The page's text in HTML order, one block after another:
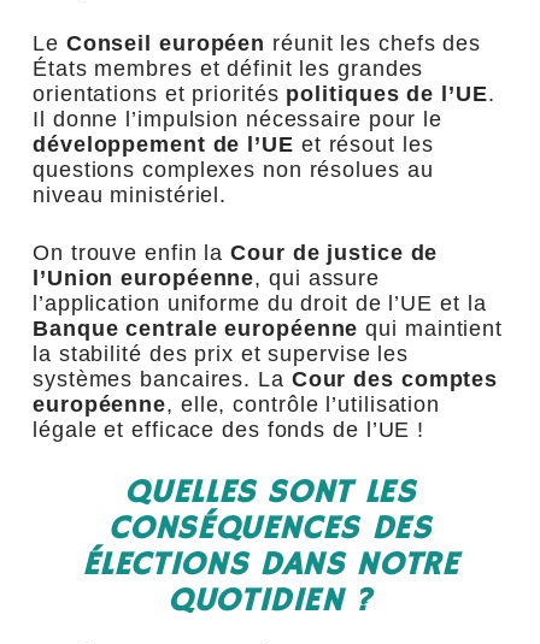
Le Conseil européen réunit les chefs des
États membres et définit les grandes
orientations et priorités politiques de l’UE.
Il donne l’impulsion nécessaire pour le
développement de l’UE et résout les
questions complexes non résolues au
niveau ministériel.
On trouve enfin laCour de justice de
l’Union européenne, qui assure
l’application uniforme du droit de l’UE et la
Banque centrale européenne qui maintient
la stabilité des prix et supervise les
systèmes bancaires. La Cour des comptes
européenne, elle, contrôle l’utilisation
légale et efficace des fonds de l’UE !
QUELLES SONT LES
CONSÉQUENCES DES
ÉLECTIONS DANS NOTRE
QUOTIDIEN ?